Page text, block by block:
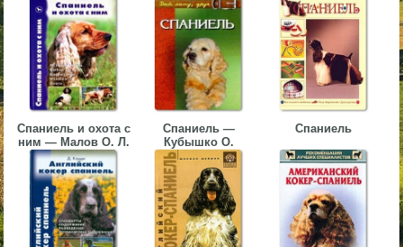
Спаниель и охота с
ним — Малов О. Л.
Спаниель —
Кубышко О.
Спаниель
▼
▼